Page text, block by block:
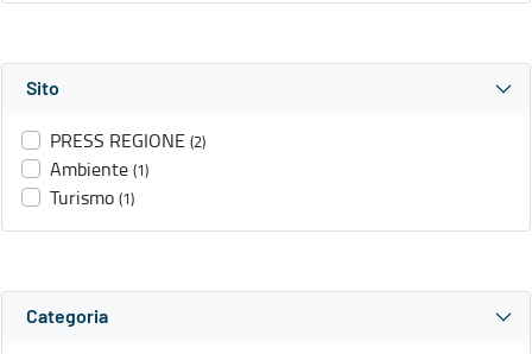
Sito
PRESS REGIONE (2)
Ambiente (1)
Turismo (1)
Categoria